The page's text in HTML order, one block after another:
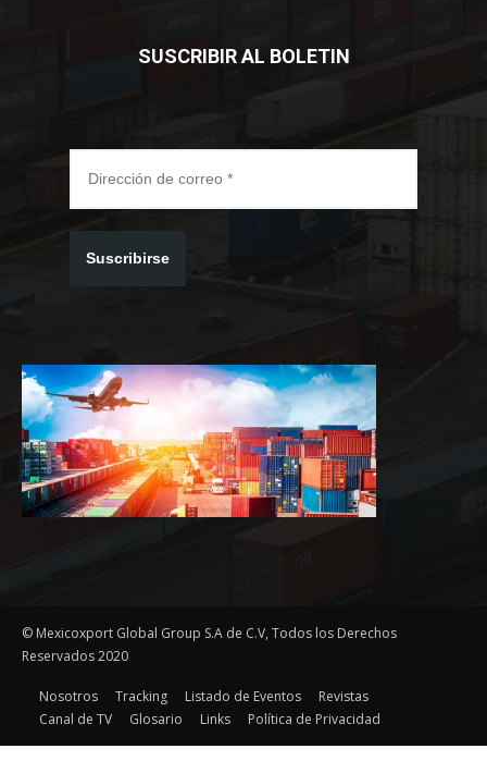
SUSCRIBIR AL BOLETIN
Suscribirse
© Mexicoxport Global Group S.A de C.V, Todos los Derechos
Reservados 2020
Nosotros Tracking Listado de Eventos
Revistas
Canal de TV
Glosario Links Política de Privacidad